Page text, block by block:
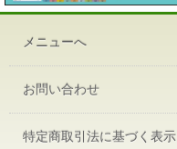
メニューへ
お問い合わせ
特定商取引法に基づく表示